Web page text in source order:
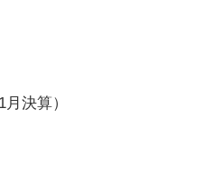
決算）